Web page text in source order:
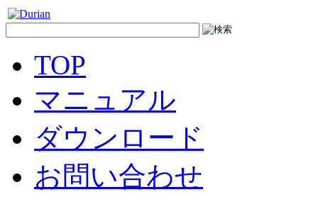
TOP
マニュアル
ダウンロード
お問い合わせ